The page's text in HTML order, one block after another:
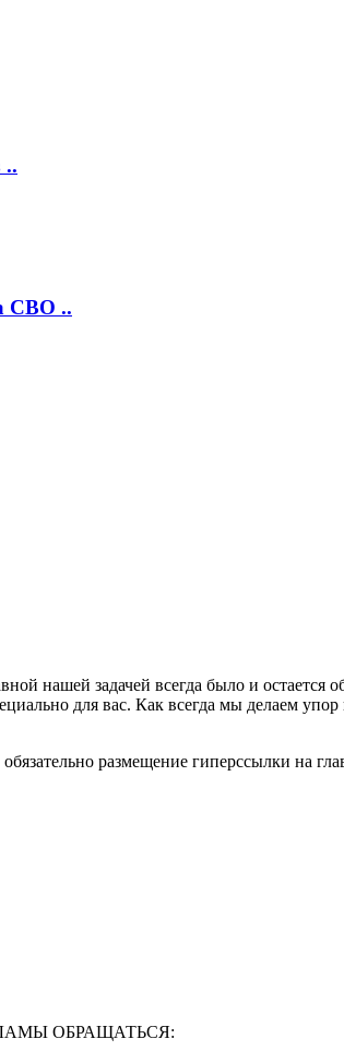
..
СВО ..
нашей задачей всегда было и
для вас. Как всегда мы делаем
размещение гиперссылки на
ОБРАЩАТЬСЯ: